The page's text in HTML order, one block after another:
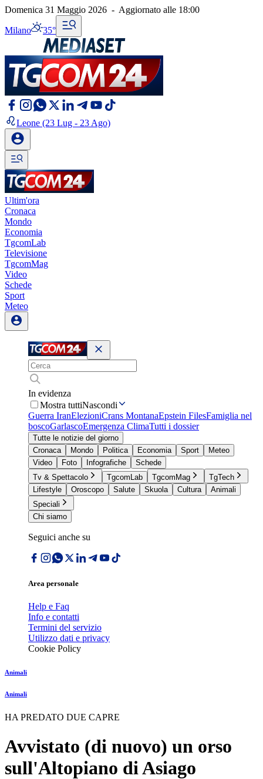
Domenica 31 Maggio 2026 - Aggiornato alle 18:00
Milano 35°
Leone (23 Lug - 23 Ago)
Ultim'ora
Cronaca
Mondo
Economia
TgcomLab
Televisione
TgcomMag
Video
Schede
Sport
Meteo
In evidenza
Mostra tuttiNascondi
Guerra IranElezioniCrans MontanaEpstein FilesFamiglia nel
boscoGarlascoEmergenza ClimaTutti i dossier
Tutte le notizie del giorno
Cronaca
Mondo Politica Economia Sport
Meteo
Video
Foto Infografiche
Schede
Tv & Spettacolo
TgcomLab TgcomMag
TgTech
Lifestyle
Oroscopo Salute Skuola Cultura
Animali
Speciali
Chi siamo
Seguici anche su
Area personale
Help e Faq
Info e contatti
Termini del servizio
Utilizzo dati e privacy
Cookie Policy
Animali
Animali
HA PREDATO DUE CAPRE
Avvistato (di nuovo) un orso
sull'Altopiano di Asiago